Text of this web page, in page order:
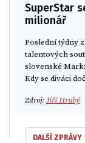
SuperStar
milionář
Poslední týdny
talentových
slovenské
Kdy se diváci
Zdroj: Jiří Hrubý
DALŠÍ ZPRÁVY